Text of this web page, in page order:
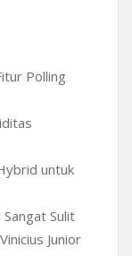
Polling
untuk
Sulit
Junior